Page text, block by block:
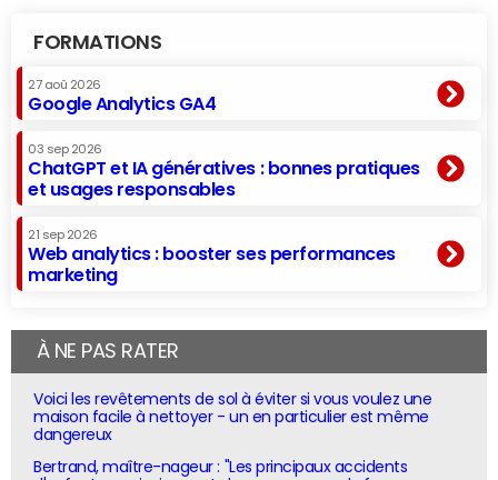
FORMATIONS
27 aoû 2026
Google Analytics GA4
03 sep 2026
ChatGPT et IA génératives : bonnes pratiques
et usages responsables
21 sep 2026
Web analytics : booster ses performances
marketing
À NE PAS RATER
Voici les revêtements de sol à éviter si vous voulez une
maison facile à nettoyer - un en particulier est même
dangereux
Bertrand, maître-nageur : "Les principaux accidents